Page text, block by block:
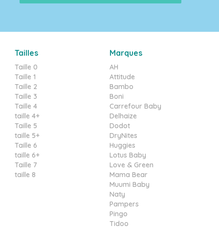
Tailles
Taille 0
Taille 1
Taille 2
Taille 3
Taille 4
taille 4+
Taille 5
taille 5+
Taille 6
taille 6+
Taille 7
taille 8
Marques
AH
Attitude
Bambo
Boni
Carrefour Baby
Delhaize
Dodot
DryNites
Huggies
Lotus Baby
Love & Green
Mama Bear
Muumi Baby
Naty
Pampers
Pingo
Tidoo